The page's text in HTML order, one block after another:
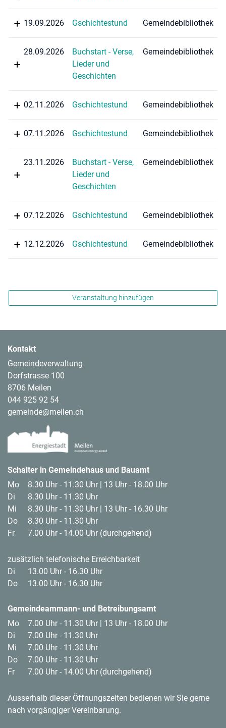
19.09.2026 Gschichtestund Gemeindebibliothek
28.09.2026
Buchstart - Verse,
Lieder und
Geschichten
Gemeindebibliothek
02.11.2026 Gschichtestund Gemeindebibliothek
07.11.2026 Gschichtestund Gemeindebibliothek
23.11.2026
Buchstart - Verse,
Lieder und
Geschichten
Gemeindebibliothek
07.12.2026 Gschichtestund Gemeindebibliothek
12.12.2026 Gschichtestund Gemeindebibliothek
Veranstaltung hinzufügen
Kontakt
Gemeindeverwaltung
Dorfstrasse 100
8706 Meilen
044 925 92 54
gemeinde@meilen.ch
Footer Logos
Schalter in Gemeindehaus und Bauamt
Mo
8.30 Uhr - 11.30 Uhr | 13 Uhr - 18.00 Uhr
Di
8.30 Uhr - 11.30 Uhr
Mi
8.30 Uhr - 11.30 Uhr | 13 Uhr - 16.30 Uhr
Do
8.30 Uhr - 11.30 Uhr
Fr
7.00 Uhr - 14.00 Uhr (durchgehend)
zusätzlich telefonische Erreichbarkeit
Di
13.00 Uhr - 16.30 Uhr
Do
13.00 Uhr - 16.30 Uhr
Gemeindeammann- und Betreibungsamt
Mo
7.00 Uhr - 11.30 Uhr | 13 Uhr - 18.00 Uhr
Di
7.00 Uhr - 11.30 Uhr
Mi
7.00 Uhr - 11.30 Uhr
Do
7.00 Uhr - 11.30 Uhr
Fr
7.00 Uhr - 14.00 Uhr (durchgehend)
Ausserhalb dieser Öffnungszeiten bedienen wir Sie gerne
nach vorgängiger Vereinbarung.